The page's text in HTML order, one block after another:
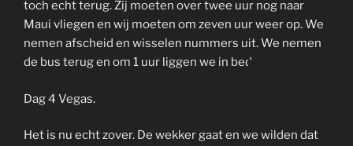
toch echt terug. Zij moeten over twee uur nog naar
Maui vliegen en wij moeten om zeven uur weer op. We
nemen afscheid en wisselen nummers uit. We nemen
de bus terug en om 1 uur liggen we in bed.
Dag 4 Vegas.
Het is nu echt zover. De wekker gaat en we wilden dat